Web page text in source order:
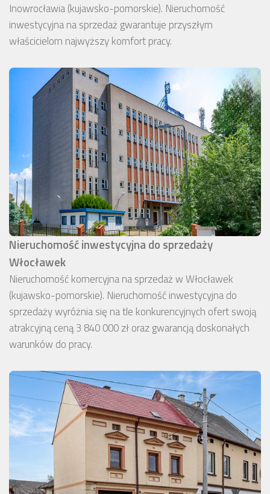
Inowrocławia (kujawsko-pomorskie). Nieruchomość
inwestycyjna na sprzedaż gwarantuje przyszłym
właścicielom najwyższy komfort pracy.
Nieruchomość inwestycyjna do sprzedaży
Włocławek
Nieruchomość komercyjna na sprzedaż w Włocławek
(kujawsko-pomorskie). Nieruchomość inwestycyjna do
sprzedaży wyróżnia się na tle konkurencyjnych ofert swoją
atrakcyjną ceną 3 840 000 zł oraz gwarancją doskonałych
warunków do pracy.